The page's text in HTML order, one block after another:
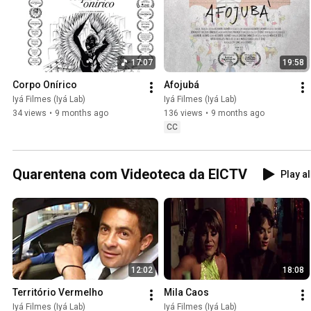
17:07
Corpo Onírico
Iyá Filmes (Iyá Lab)
34 views • 9 months ago
19:58
Afojubá
Iyá Filmes (Iyá Lab)
136 views • 9 months ago
CC
Quarentena com Videoteca da EICTV Play all
12:02
Território Vermelho
Iyá Filmes (Iyá Lab)
18:08
Mila Caos
Iyá Filmes (Iyá Lab)